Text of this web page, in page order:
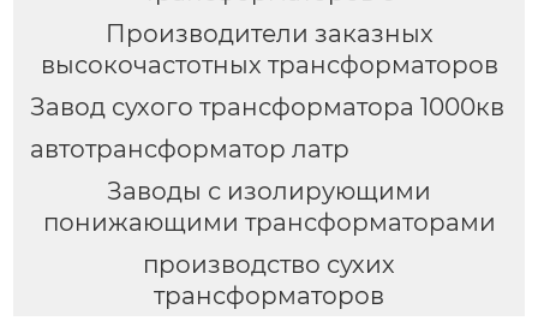
Производители заказных
высокочастотных трансформаторов
Завод сухого трансформатора 1000кв
автотрансформатор латр
Заводы с изолирующими
понижающими трансформаторами
производство сухих
трансформаторов